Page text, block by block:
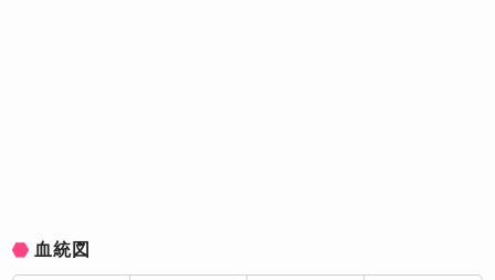
血統図